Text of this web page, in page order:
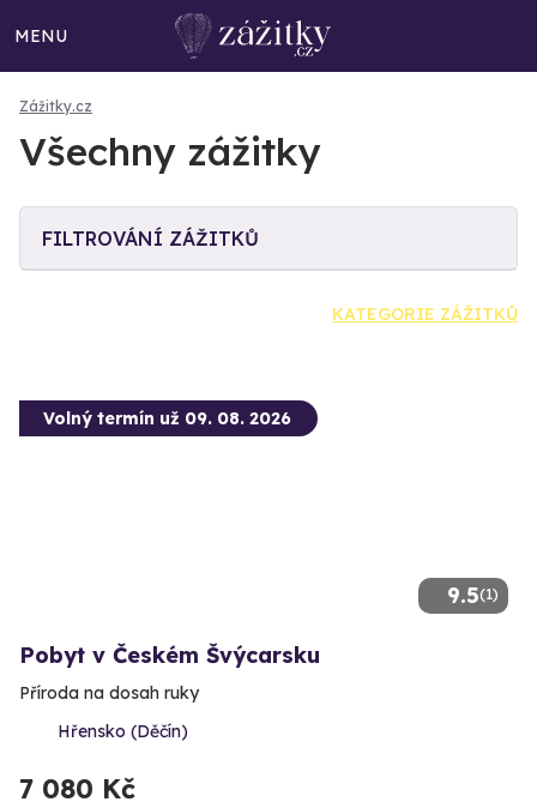
MENU
Zážitky.cz
Všechny zážitky
FILTROVÁNÍ ZÁŽITKŮ
KATEGORIE ZÁŽITKŮ
9.5(1)
Volný termín už 09. 08. 2026
Pobyt v Českém Švýcarsku
Příroda na dosah ruky
Hřensko (Děčín)
7 080 Kč